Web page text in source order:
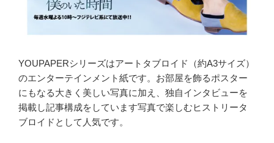
YOUPAPERシリーズはアートタブロイド（約A3サイズ）
のエンターテインメント紙です。お部屋を飾るポスター
にもなる大きく美しい写真に加え、独自インタビューを
掲載し記事構成をしています写真で楽しむヒストリータ
ブロイドとして人気です。